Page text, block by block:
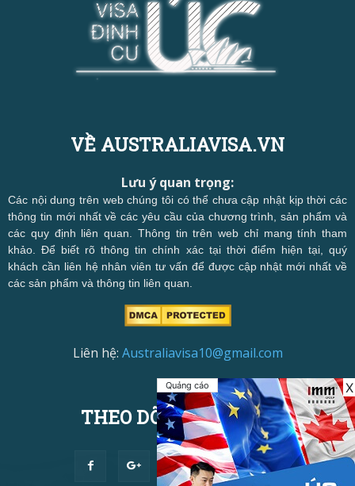
Quảng cáo X
VỀ AUSTRALIAVISA.VN
Lưu ý quan trọng:
Các nội dung trên web chúng tôi có thể chưa cập nhật kịp thời các
thông tin mới nhất về các yêu cầu của chương trình, sản phẩm và
các quy định liên quan. Thông tin trên web chỉ mang tính tham
khảo. Để biết rõ thông tin chính xác tại thời điểm hiện tại, quý
khách cần liên hệ nhân viên tư vấn để được cập nhật mới nhất về
các sản phẩm và thông tin liên quan.
Liên hệ: Australiavisa10@gmail.com
THEO DÕI CHÚNG TÔI